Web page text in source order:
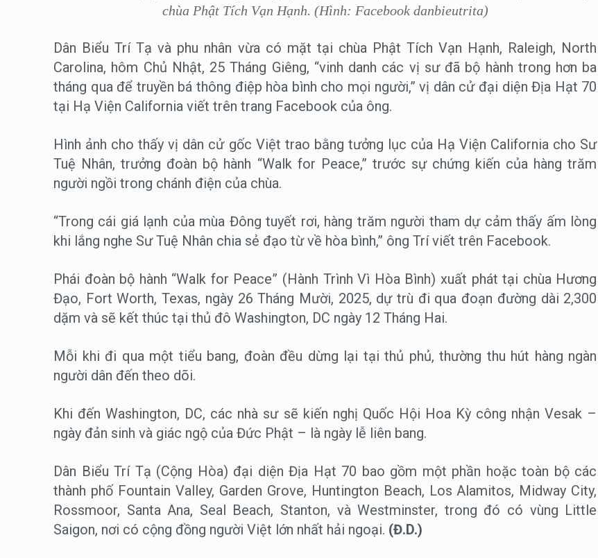
chùa Phật Tích Vạn Hạnh. (Hình: Facebook danbieutrita)
Dân Biểu Trí Tạ và phu nhân vừa có mặt tại chùa Phật Tích Vạn Hạnh, Raleigh, North
Carolina, hôm Chủ Nhật, 25 Tháng Giêng, “vinh danh các vị sư đã bộ hành trong hơn ba
tháng qua để truyền bá thông điệp hòa bình cho mọi người,” vị dân cử đại diện Địa Hạt 70
tại Hạ Viện California viết trên trang Facebook của ông.
Hình ảnh cho thấy vị dân cử gốc Việt trao bằng tưởng lục của Hạ Viện California cho Sư
Tuệ Nhân, trưởng đoàn bộ hành “Walk for Peace,” trước sự chứng kiến của hàng trăm
người ngồi trong chánh điện của chùa.
“Trong cái giá lạnh của mùa Đông tuyết rơi, hàng trăm người tham dự cảm thấy ấm lòng
khi lắng nghe Sư Tuệ Nhân chia sẻ đạo từ về hòa bình,” ông Trí viết trên Facebook.
Phái đoàn bộ hành “Walk for Peace” (Hành Trình Vì Hòa Bình) xuất phát tại chùa Hương
Đạo, Fort Worth, Texas, ngày 26 Tháng Mười, 2025, dự trù đi qua đoạn đường dài 2,300
dặm và sẽ kết thúc tại thủ đô Washington, DC ngày 12 Tháng Hai.
Mỗi khi đi qua một tiểu bang, đoàn đều dừng lại tại thủ phủ, thường thu hút hàng ngàn
người dân đến theo dõi.
Khi đến Washington, DC, các nhà sư sẽ kiến nghị Quốc Hội Hoa Kỳ công nhận Vesak –
ngày đản sinh và giác ngộ của Đức Phật – là ngày lễ liên bang.
Dân Biểu Trí Tạ (Cộng Hòa) đại diện Địa Hạt 70 bao gồm một phần hoặc toàn bộ các
thành phố Fountain Valley, Garden Grove, Huntington Beach, Los Alamitos, Midway City,
Rossmoor, Santa Ana, Seal Beach, Stanton, và Westminster, trong đó có vùng Little
Saigon, nơi có cộng đồng người Việt lớn nhất hải ngoại. (Đ.D.)